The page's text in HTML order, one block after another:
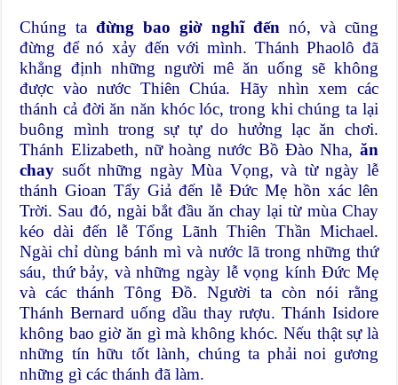
Chúng tađừng bao giờ nghĩ đến nó, và cũng
đừng để nó xảy đến với mình. Thánh Phaolô đã
khẳng định những người mê ăn uống sẽ không
được vào nước Thiên Chúa. Hãy nhìn xem các
thánh cả đời ăn năn khóc lóc, trong khi chúng ta lại
buông mình trong sự tự do hưởng lạc ăn chơi.
Thánh Elizabeth, nữ hoàng nước Bồ Đào Nha, ăn
chay suốt những ngày Mùa Vọng, và từ ngày lễ
thánh Gioan Tẩy Giả đến lễ Đức Mẹ hồn xác lên
Trời. Sau đó, ngài bắt đầu ăn chay lại từ mùa Chay
kéo dài đến lễ Tổng Lãnh Thiên Thần Michael.
Ngài chỉ dùng bánh mì và nước lã trong những thứ
sáu, thứ bảy, và những ngày lễ vọng kính Đức Mẹ
và các thánh Tông Đồ. Người ta còn nói rằng
Thánh Bernard uống dầu thay rượu. Thánh Isidore
không bao giờ ăn gì mà không khóc. Nếu thật sự là
những tín hữu tốt lành, chúng ta phải noi gương
những gì các thánh đã làm.